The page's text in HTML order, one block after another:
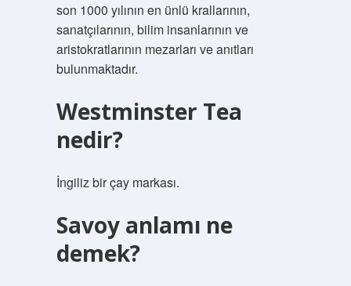
son 1000 yılının en ünlü krallarının,
sanatçılarının, bilim insanlarının ve
aristokratlarının mezarları ve anıtları
bulunmaktadır.
Westminster Tea
nedir?
İngiliz bir çay markası.
Savoy anlamı ne
demek?